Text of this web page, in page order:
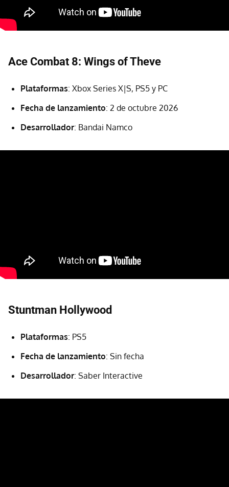
Ace Combat 8: Wings of Theve
Plataformas: Xbox Series X|S, PS5 y PC
Fecha de lanzamiento: 2 de octubre 2026
Desarrollador: Bandai Namco
Stuntman Hollywood
Plataformas: PS5
Fecha de lanzamiento: Sin fecha
Desarrollador: Saber Interactive